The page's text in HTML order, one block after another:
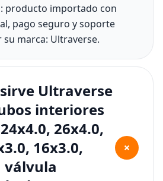
producto importado con
pago seguro y soporte
su marca: Ultraverse.
Ultraverse
interiores
26x4.0,
16x3.0,
válvula
+